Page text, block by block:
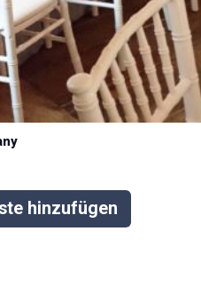
hinzufügen